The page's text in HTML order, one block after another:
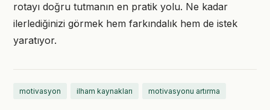
rotayı doğru tutmanın en pratik yolu. Ne kadar
ilerlediğinizi görmek hem farkındalık hem de istek
yaratıyor.
motivasyon ilham kaynakları motivasyonu artırma